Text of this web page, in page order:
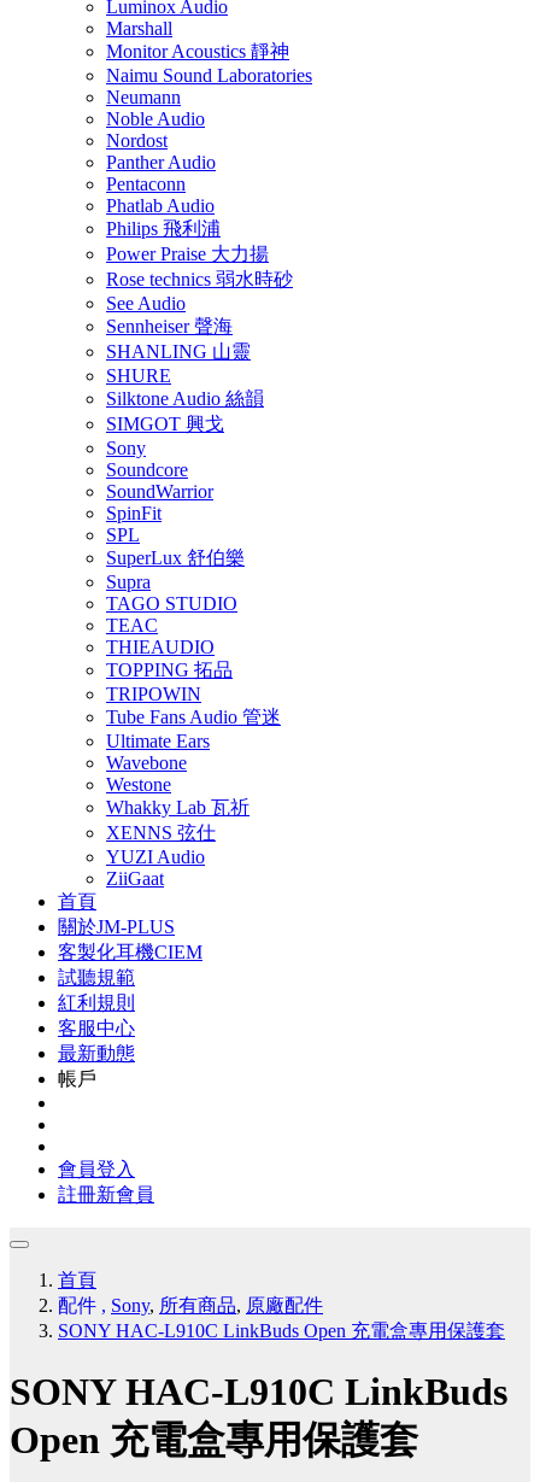
Luminox Audio
Marshall
Monitor Acoustics 靜神
Naimu Sound Laboratories
Neumann
Noble Audio
Nordost
Panther Audio
Pentaconn
Phatlab Audio
Philips 飛利浦
Power Praise 大力揚
Rose technics 弱水時砂
See Audio
Sennheiser 聲海
SHANLING 山靈
SHURE
Silktone Audio 絲韻
SIMGOT 興戈
Sony
Soundcore
SoundWarrior
SpinFit
SPL
SuperLux 舒伯樂
Supra
TAGO STUDIO
TEAC
THIEAUDIO
TOPPING 拓品
TRIPOWIN
Tube Fans Audio 管迷
Ultimate Ears
Wavebone
Westone
Whakky Lab 瓦祈
XENNS 弦仕
YUZI Audio
ZiiGaat
首頁
關於JM-PLUS
客製化耳機CIEM
試聽規範
紅利規則
客服中心
最新動態
帳戶
會員登入
註冊新會員
首頁
配件 , Sony, 所有商品, 原廠配件
SONY HAC-L910C LinkBuds Open 充電盒專用保護套
SONY HAC-L910C LinkBuds
Open 充電盒專用保護套